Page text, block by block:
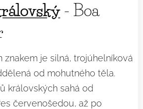
- Boa
znakem je silná, trojúhelníková
od mohutného těla.
královských sahá od
červenošedou, až po